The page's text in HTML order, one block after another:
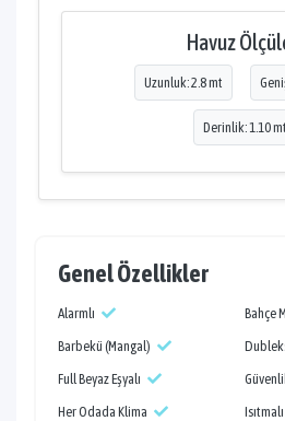
Havuz
Uzunluk: 2.8 mt
Derinlik: 1.10 mt
Genel Özellikler
Alarmlı
Bahçe
Barbekü (Mangal)
Full Beyaz Eşyalı
Her Odada Klima